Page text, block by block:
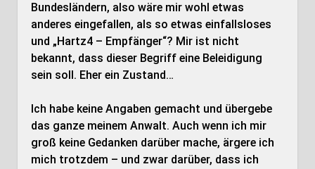
Bundesländern, also wäre mir wohl etwas
anderes eingefallen, als so etwas einfallsloses
und „Hartz4 – Empfänger“? Mir ist nicht
bekannt, dass dieser Begriff eine Beleidigung
sein soll. Eher ein Zustand…
Ich habe keine Angaben gemacht und übergebe
das ganze meinem Anwalt. Auch wenn ich mir
groß keine Gedanken darüber mache, ärgere ich
mich trotzdem – und zwar darüber, dass ich